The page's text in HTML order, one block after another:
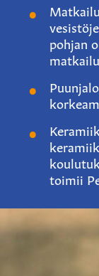
pohjan
toimii